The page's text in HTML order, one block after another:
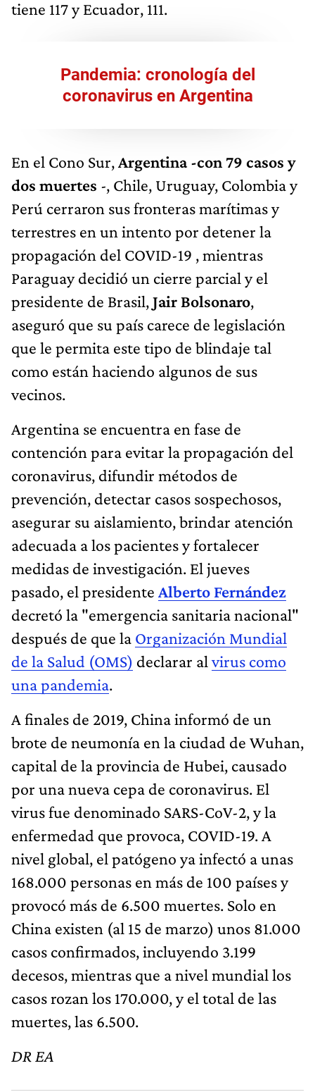
tiene 117 y Ecuador, 111.
Pandemia: cronología del
coronavirus en Argentina
En el Cono Sur,Argentina -con 79 casos y
dos muertes -, Chile, Uruguay, Colombia y
Perú cerraron sus fronteras marítimas y
terrestres en un intento por detener la
propagación del COVID-19 , mientras
Paraguay decidió un cierre parcial y el
presidente de Brasil,Jair Bolsonaro,
aseguró que su país carece de legislación
que le permita este tipo de blindaje tal
como están haciendo algunos de sus
vecinos.
Argentina se encuentra en fase de
contención para evitar la propagación del
coronavirus, difundir métodos de
prevención, detectar casos sospechosos,
asegurar su aislamiento, brindar atención
adecuada a los pacientes y fortalecer
medidas de investigación. El jueves
pasado, el presidente Alberto Fernández
decretó la "emergencia sanitaria nacional"
después de que la Organización Mundial
de la Salud (OMS) declarar al virus como
una pandemia.
A finales de 2019, China informó de un
brote de neumonía en la ciudad de Wuhan,
capital de la provincia de Hubei, causado
por una nueva cepa de coronavirus. El
virus fue denominado SARS-CoV-2, y la
enfermedad que provoca, COVID-19. A
nivel global, el patógeno ya infectó a unas
168.000 personas en más de 100 países y
provocó más de 6.500 muertes. Solo en
China existen (al 15 de marzo) unos 81.000
casos confirmados, incluyendo 3.199
decesos, mientras que a nivel mundial los
casos rozan los 170.000, y el total de las
muertes, las 6.500.
DR EA